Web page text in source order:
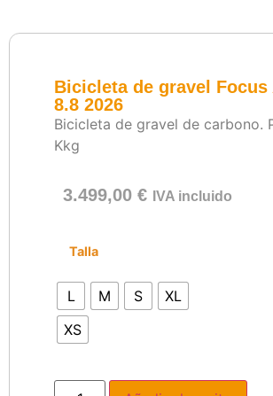
Bicicleta de gravel Focus
8.8 2026
Bicicleta de gravel de carbono.
Kkg
3.499,00 € IVA incluido
Talla
L M S
XL
XS